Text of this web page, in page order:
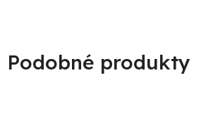
Podobné produkty